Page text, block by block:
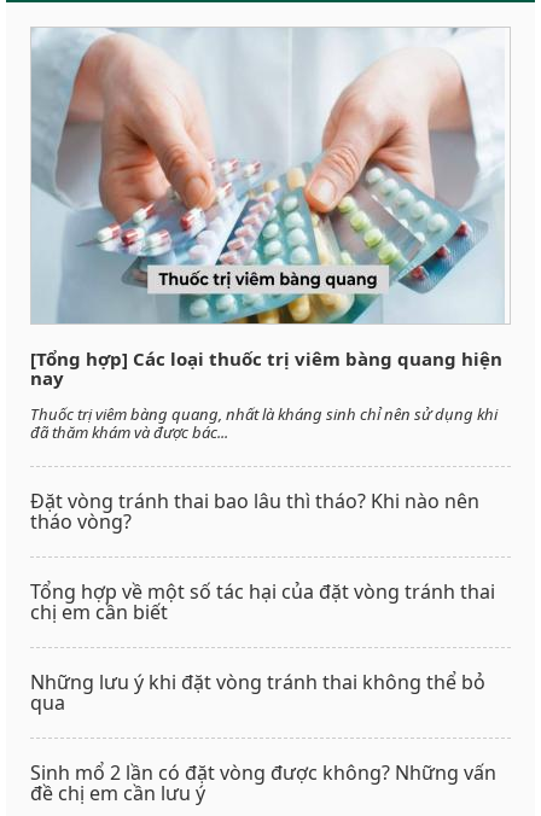
[Tổng hợp] Các loại thuốc trị viêm bàng quang hiện
nay
Thuốc trị viêm bàng quang, nhất là kháng sinh chỉ nên sử dụng khi
đã thăm khám và được bác...
Đặt vòng tránh thai bao lâu thì tháo? Khi nào nên
tháo vòng?
Tổng hợp về một số tác hại của đặt vòng tránh thai
chị em cần biết
Những lưu ý khi đặt vòng tránh thai không thể bỏ
qua
Sinh mổ 2 lần có đặt vòng được không? Những vấn
đề chị em cần lưu ý